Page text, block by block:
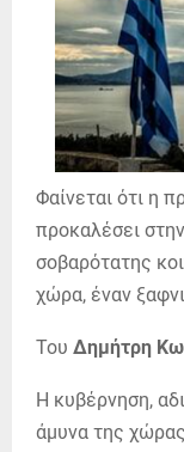
Φαίνεται ότι η
προκαλέσει
σοβαρότατης
χώρα, έναν
Του Δημήτρη
Η κυβέρνηση,
άμυνα της